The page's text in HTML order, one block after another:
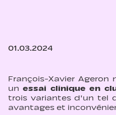
01.03.2024
François-Xavier Ageron
unessai clinique en
trois variantes d'un tel
avantages et